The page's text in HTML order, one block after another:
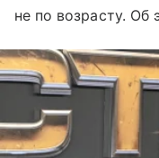
не по возрасту. Об